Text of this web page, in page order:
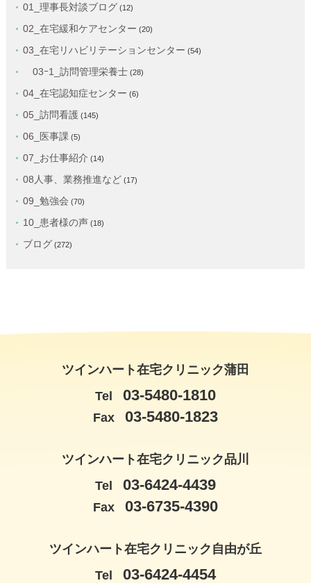
01_理事長対談ブログ (12)
02_在宅緩和ケアセンター (20)
03_在宅リハビリテーションセンター (54)
03ｰ1_訪問管理栄養士(28)
04_在宅認知症センター (6)
05_訪問看護 (145)
06_医事課 (5)
07_お仕事紹介 (14)
08人事、業務推進など(17)
09_勉強会 (70)
10_患者様の声 (18)
ブログ (272)
ツインハート在宅クリニック蒲田
Tel
03-5480-1810
Fax 03-5480-1823
ツインハート在宅クリニック品川
Tel
03-6424-4439
Fax 03-6735-4390
ツインハート在宅クリニック自由が丘
Tel
03-6424-4454